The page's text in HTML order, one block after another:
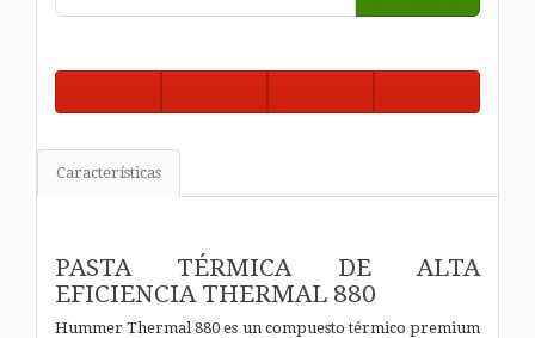
Características
PASTA TÉRMICA DE ALTA
EFICIENCIA THERMAL 880
Hummer Thermal 880 es un compuesto térmico premium